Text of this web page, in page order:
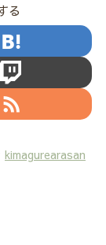
る
kimagurearasan